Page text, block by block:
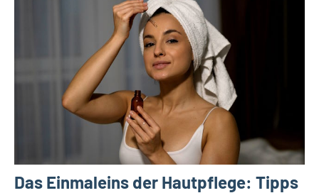
Das Einmaleins der Hautpflege: Tipps